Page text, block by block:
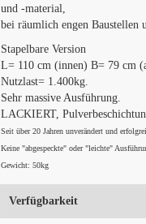
und -material,
bei räumlich engen Baustellen
Stapelbare Version
L= 110 cm (innen) B= 79 cm
Nutzlast= 1.400kg.
Sehr massive Ausführung.
LACKIERT,
Seit über 20 Jahren unverändert und
Keine "abgespeckte" oder "leichte"
Gewicht: 50kg
Verfügbarkeit